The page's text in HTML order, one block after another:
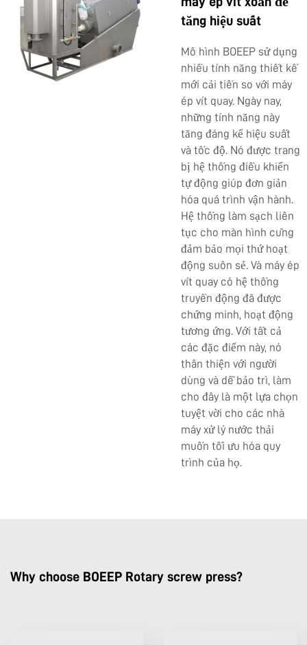
tăng hiệu suất
Mô hình BOEEP sử dụng
nhiều tính năng thiết kế
mới cải tiến so với máy
ép vít quay. Ngày nay,
những tính năng này
tăng đáng kể hiệu suất
và tốc độ. Nó được trang
bị hệ thống điều khiển
tự động giúp đơn giản
hóa quá trình vận hành.
Hệ thống làm sạch liên
tục cho màn hình cũng
đảm bảo mọi thứ hoạt
động suôn sẻ. Và máy ép
vít quay có hệ thống
truyền động đã được
chứng minh, hoạt động
tương ứng. Với tất cả
các đặc điểm này, nó
thân thiện với người
dùng và dễ bảo trì, làm
cho đây là một lựa chọn
tuyệt vời cho các nhà
máy xử lý nước thải
muốn tối ưu hóa quy
trình của họ.
Why choose BOEEP Rotary screw press?